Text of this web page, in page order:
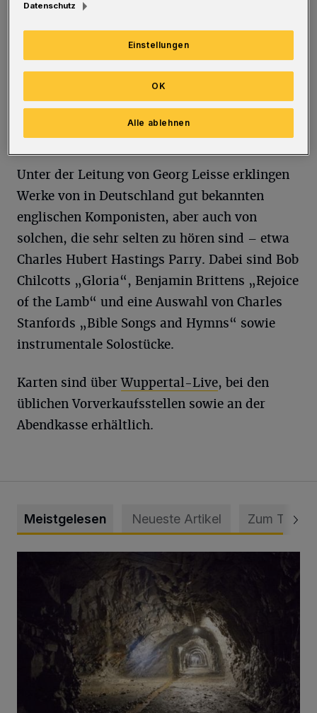
Gustavo Martin Sanchez, Tenor / Sebastian
Campione, Bass) sowie ein Bläser-Ensemble
(Martin Dickmann, Horn / Tobias Fehse,
Trompete / Jennifer Julia Thomas, Tuba /
Raphael Vang, Posaune / Alexander Valerstein,
Bögeholz, Pauke).
Unter der Leitung von Georg Leisse erklingen
Werke von in Deutschland gut bekannten
englischen Komponisten, aber auch von
solchen, die sehr selten zu hören sind – etwa
Charles Hubert Hastings Parry. Dabei sind Bob
Chilcotts „Gloria“, Benjamin Brittens „Rejoice
of the Lamb“ und eine Auswahl von Charles
Stanfords „Bible Songs and Hymns“ sowie
instrumentale Solostücke.
Karten sind überWuppertal-Live, bei den
üblichen Vorverkaufsstellen sowie an der
Abendkasse erhältlich.
Meistgelesen Neueste Artikel Zum Thema
Datenschutz
Einstellungen
Alle ablehnen
OK